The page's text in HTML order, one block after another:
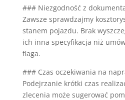
### Niezgodność z
Zawsze sprawdzajmy
stanem pojazdu. Brak
ich inna specyfikacja niż
flaga.
### Czas oczekiwania na
Podejrzanie krótki czas
zlecenia może sugerować